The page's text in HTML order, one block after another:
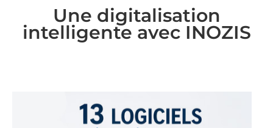
Une digitalisation
intelligente avec INOZIS